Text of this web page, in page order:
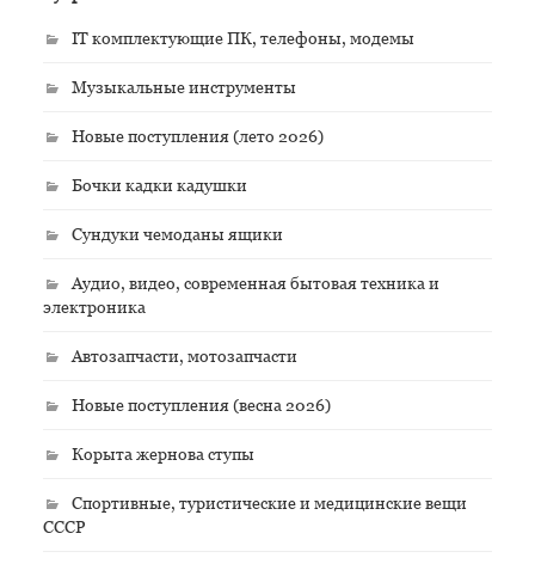
IT комплектующие ПК, телефоны, модемы
Музыкальные инструменты
Новые поступления (лето 2026)
Бочки кадки кадушки
Сундуки чемоданы ящики
Аудио, видео, современная бытовая техника и
электроника
Автозапчасти, мотозапчасти
Новые поступления (весна 2026)
Корыта жернова ступы
Спортивные, туристические и медицинские вещи
СССР